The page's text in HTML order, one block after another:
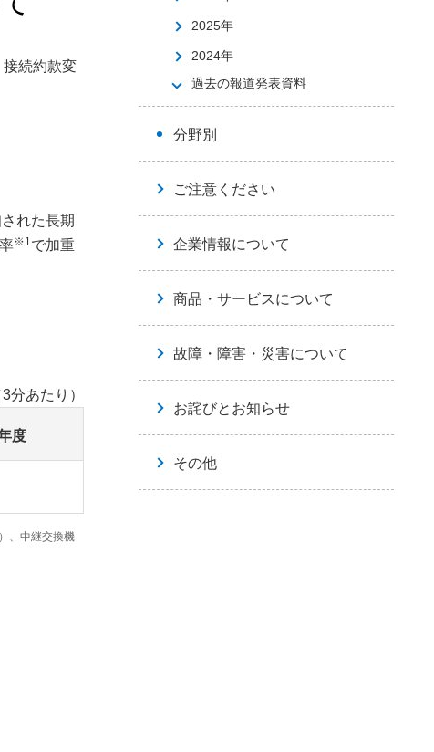
続約款変
れた長期
※1で加重
3分あたり）
度
、中継交換機
2025年
2024年
過去の報道発表資料
分野別
ご注意ください
企業情報について
商品・サービスについて
故障・障害・災害について
お詫びとお知らせ
その他